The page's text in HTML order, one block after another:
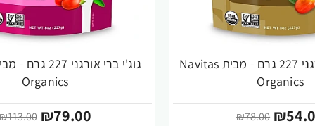
אגוזי קשיו אורגני 227 גרם - מבית Navitas
Organics
₪78.00
-30%
Organics
₪79.00